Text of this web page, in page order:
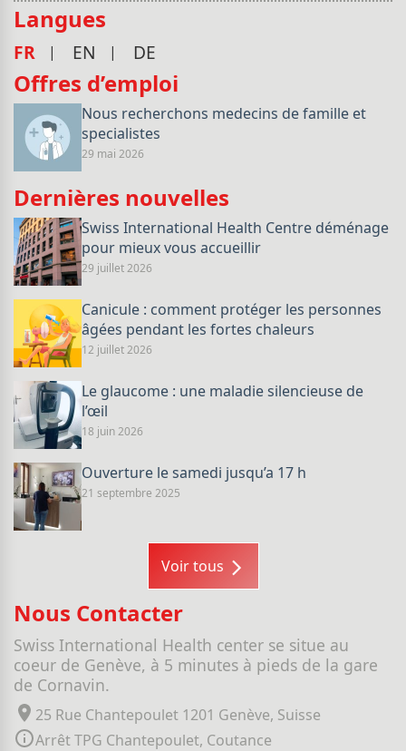
Langues
FR EN DE
Offres d’emploi
Nous recherchons medecins de famille et
specialistes
29 mai 2026
Dernières nouvelles
Swiss International Health Centre déménage
pour mieux vous accueillir
29 juillet 2026
Canicule : comment protéger les personnes
âgées pendant les fortes chaleurs
12 juillet 2026
Le glaucome : une maladie silencieuse de
l’œil
18 juin 2026
Ouverture le samedi jusqu’a 17 h
21 septembre 2025
Voir tous
Nous Contacter
Swiss International Health center se situe au
coeur de Genève, à 5 minutes à pieds de la gare
de Cornavin.
25 Rue Chantepoulet 1201 Genève, Suisse
Arrêt TPG Chantepoulet, Coutance